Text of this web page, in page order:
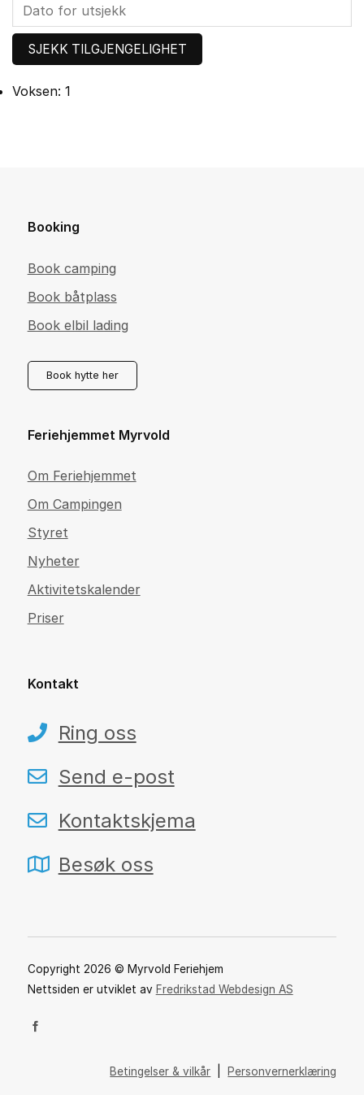
Voksen: 1
Booking
Book camping
Book båtplass
Book elbil lading
Book hytte her
Feriehjemmet Myrvold
Om Feriehjemmet
Om Campingen
Styret
Nyheter
Aktivitetskalender
Priser
Kontakt
Ring oss
Send e-post
Kontaktskjema
Besøk oss
Copyright 2026 © Myrvold Feriehjem
Nettsiden er utviklet av Fredrikstad Webdesign AS
Betingelser & vilkår Personvernerklæring